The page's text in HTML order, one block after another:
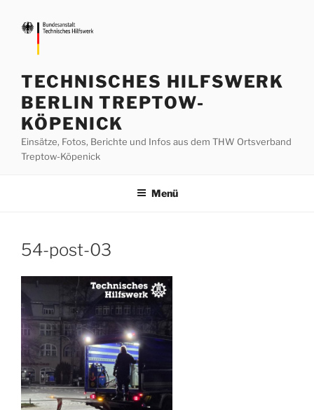
Inhalt
springen
TECHNISCHES HILFSWERK
BERLIN TREPTOW-
KÖPENICK
Einsätze, Fotos, Berichte und Infos aus dem THW Ortsverband
Treptow-Köpenick
Menü
54-post-03